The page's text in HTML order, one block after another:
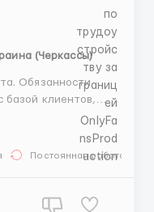
(Черкассы)
Обязанности
базой клиентов,
График 6/1,
Постоянная работа